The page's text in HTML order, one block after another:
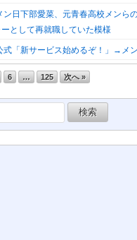
ン日下部愛菜、元青春高校メンら
として再就職していた模様
式「新サービス始めるぞ！」→メ
6 … 125 次へ »